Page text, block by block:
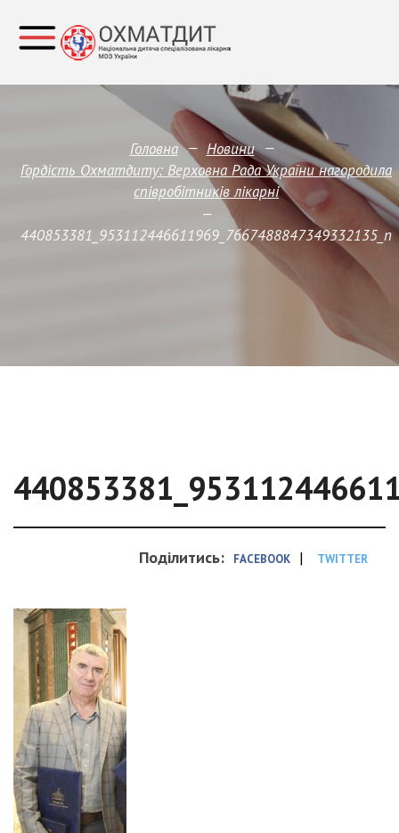
Головна — Новини —
Гордість Охматдиту: Верховна Рада України нагородила
співробітників лікарні
—
440853381_953112446611969_7667488847349332135_n
Поділитись: FACEBOOK | TWITTER